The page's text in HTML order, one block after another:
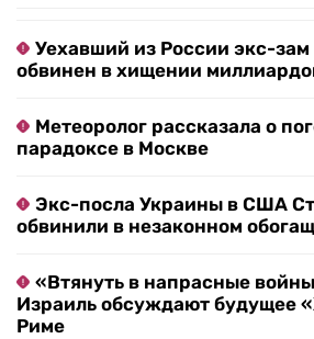
Уехавший из России экс-
обвинен в хищении
Метеоролог рассказала о
парадоксе в Москве
Экс-посла Украины в США
обвинили в незаконном
«Втянуть в напрасные
Израиль обсуждают будущее
Риме